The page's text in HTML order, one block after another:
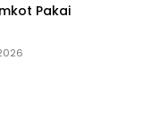
Pakai